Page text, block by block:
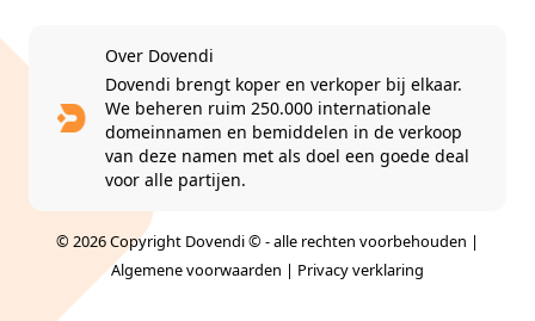
Over Dovendi
Dovendi brengt koper en verkoper bij elkaar.
We beheren ruim 250.000 internationale
domeinnamen en bemiddelen in de verkoop
van deze namen met als doel een goede deal
voor alle partijen.
© 2026 Copyright Dovendi © - alle rechten voorbehouden |
Algemene voorwaarden | Privacy verklaring